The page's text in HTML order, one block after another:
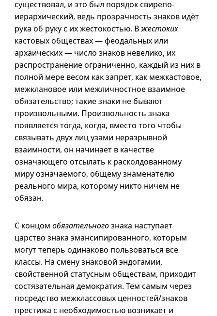
существовал, и это был порядок свирепо-
иерархический, ведь прозрачность знаков идёт
рука об руку с их жестокостью. Вжестоких
кастовых обществах — феодальных или
архаических — число знаков невелико, их
распространение ограниченно, каждый из них в
полной мере весом как запрет, как межкастовое,
межклановое или межличностное взаимное
обязательство; такие знаки не бывают
произвольными. Произвольность знака
появляется тогда, когда, вместо того чтобы
связывать двух лиц узами неразрывной
взаимности, он начинает в качестве
означающего отсылать к расколдованному
миру означаемого, общему знаменателю
реального мира, которому никто ничем не
обязан.
С концом обязательногознака наступает
царство знака эмансипированного, которым
могут теперь одинаково пользоваться все
классы. На смену знаковой эндогамии,
свойственной статусным обществам, приходит
состязательная демократия. Тем самым через
посредство межклассовых ценностей/знаков
престижа с необходимостью возникает и